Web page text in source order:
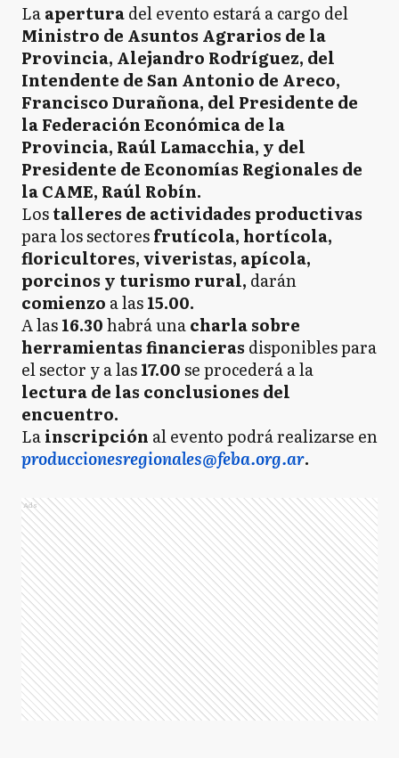
Laaperturadel evento estará a cargo del
Ministro de Asuntos Agrarios de la
Provincia, Alejandro Rodríguez, del
Intendente de San Antonio de Areco,
Francisco Durañona, del Presidente de
la Federación Económica de la
Provincia, Raúl Lamacchia, y del
Presidente de Economías Regionales de
la CAME, Raúl Robín.
Lostalleres de actividades productivas
para los sectoresfrutícola, hortícola,
floricultores, viveristas, apícola,
porcinos y turismo rural, darán
comienzo a las15.00.
A las16.30habrá unacharla sobre
herramientas financieras disponibles para
el sector y a las17.00se procederá a la
lectura de las conclusiones del
encuentro.
Lainscripción al evento podrá realizarse en
produccionesregionales@feba.org.ar.
Ads